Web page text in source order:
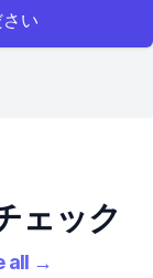
い
ェック
all →